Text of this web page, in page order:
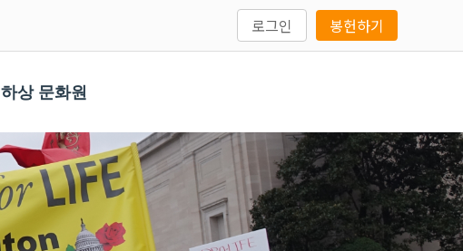
로그인 봉헌하기
하상 문화원